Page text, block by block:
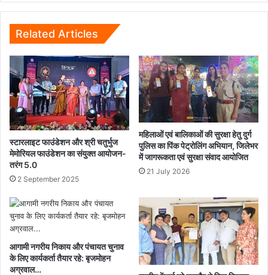
शामिल
Related Articles
स्टारलाइट फाउंडेशन और श्री चतुर्भुज
मेमोरियल फाउंडेशन का संयुक्त आयोजन-
तरंग 5.0
2 September 2025
महिलाओं एवं बालिकाओं की सुरक्षा हेतु दुर्ग
पुलिस का पिंक पेट्रोलिंग अभियान, जिलेभर
में जागरूकता एवं सुरक्षा संवाद आयोजित
21 July 2026
आगामी नगरीय निकाय और पंचायत चुनाव
के लिए कार्यकर्ता तैयार रहे: बृजमोहन
अग्रवाल…